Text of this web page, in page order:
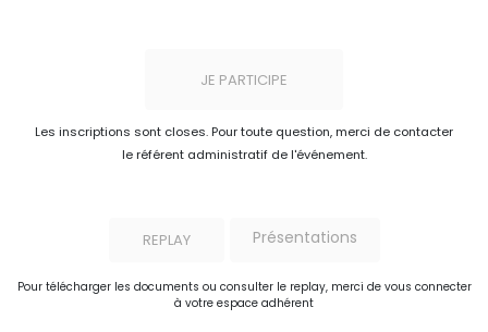
JE PARTICIPE
Les inscriptions sont closes. Pour toute question, merci de contacter
le référent administratif de l'événement.
REPLAY Présentations
Pour télécharger les documents ou consulter le replay, merci de vous connecter
à votre espace adhérent